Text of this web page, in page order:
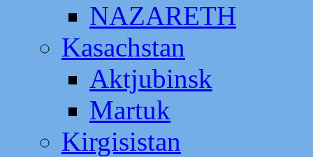
NAZARETH
Kasachstan
Aktjubinsk
Martuk
Kirgisistan